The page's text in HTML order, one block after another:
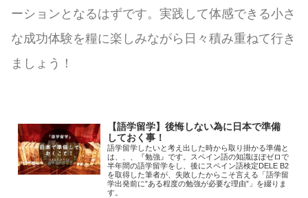
ーションとなるはずです。実践して体感できる小さ
な成功体験を糧に楽しみながら日々積み重ねて行き
ましょう！
【語学留学】後悔しない為に日本で準備
しておく事！
語学留学したいと考え出した時から取り掛かる準備と
は、、、『勉強』です。スペイン語の知識ほぼゼロで
半年間の語学留学をし、後にスペイン語検定DELE B2
を取得した筆者が、失敗したからこそ言える「語学留
学出発前に”ある程度の勉強が必要な理由”」を綴りま
す。